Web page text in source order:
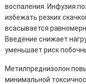
воспаления. Инфузия
избежать резких
всасывается
Введение снижает
уменьшает риск
Метилпреднизолон
минимальной